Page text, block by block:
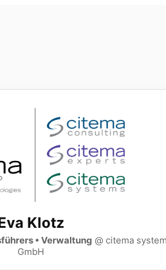
Klotz
• Verwaltung @ citema
GmbH